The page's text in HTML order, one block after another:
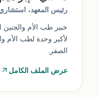
رئيس المعهد،
خبير طب الأم والجنين
لأكبر وحدة لطب الأم
الصفر.
عرض الملف الكامل